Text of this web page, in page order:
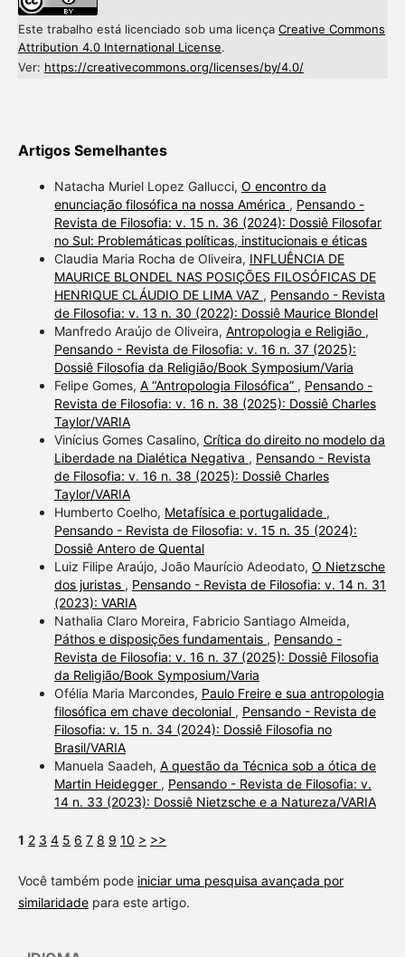
Este trabalho está licenciado sob uma licença Creative Commons
Attribution 4.0 International License.
Ver: https://creativecommons.org/licenses/by/4.0/
Artigos Semelhantes
Natacha Muriel Lopez Gallucci, O encontro da
enunciação filosófica na nossa América , Pensando -
Revista de Filosofia: v. 15 n. 36 (2024): Dossiê Filosofar
no Sul: Problemáticas políticas, institucionais e éticas
Claudia Maria Rocha de Oliveira, INFLUÊNCIA DE
MAURICE BLONDEL NAS POSIÇÕES FILOSÓFICAS DE
HENRIQUE CLÁUDIO DE LIMA VAZ , Pensando - Revista
de Filosofia: v. 13 n. 30 (2022): Dossiê Maurice Blondel
Manfredo Araújo de Oliveira, Antropologia e Religião ,
Pensando - Revista de Filosofia: v. 16 n. 37 (2025):
Dossiê Filosofia da Religião/Book Symposium/Varia
Felipe Gomes, A “Antropologia Filosófica” , Pensando -
Revista de Filosofia: v. 16 n. 38 (2025): Dossiê Charles
Taylor/VARIA
Vinícius Gomes Casalino, Crítica do direito no modelo da
Liberdade na Dialética Negativa , Pensando - Revista
de Filosofia: v. 16 n. 38 (2025): Dossiê Charles
Taylor/VARIA
Humberto Coelho, Metafísica e portugalidade ,
Pensando - Revista de Filosofia: v. 15 n. 35 (2024):
Dossiê Antero de Quental
Luiz Filipe Araújo, João Maurício Adeodato, O Nietzsche
dos juristas , Pensando - Revista de Filosofia: v. 14 n. 31
(2023): VARIA
Nathalia Claro Moreira, Fabricio Santiago Almeida,
Páthos e disposições fundamentais , Pensando -
Revista de Filosofia: v. 16 n. 37 (2025): Dossiê Filosofia
da Religião/Book Symposium/Varia
Ofélia Maria Marcondes, Paulo Freire e sua antropologia
filosófica em chave decolonial , Pensando - Revista de
Filosofia: v. 15 n. 34 (2024): Dossiê Filosofia no
Brasil/VARIA
Manuela Saadeh, A questão da Técnica sob a ótica de
Martin Heidegger , Pensando - Revista de Filosofia: v.
14 n. 33 (2023): Dossiê Nietzsche e a Natureza/VARIA
1 2 3 4 5 6 7 8 9 10 > >>
Você também pode iniciar uma pesquisa avançada por
similaridadepara este artigo.